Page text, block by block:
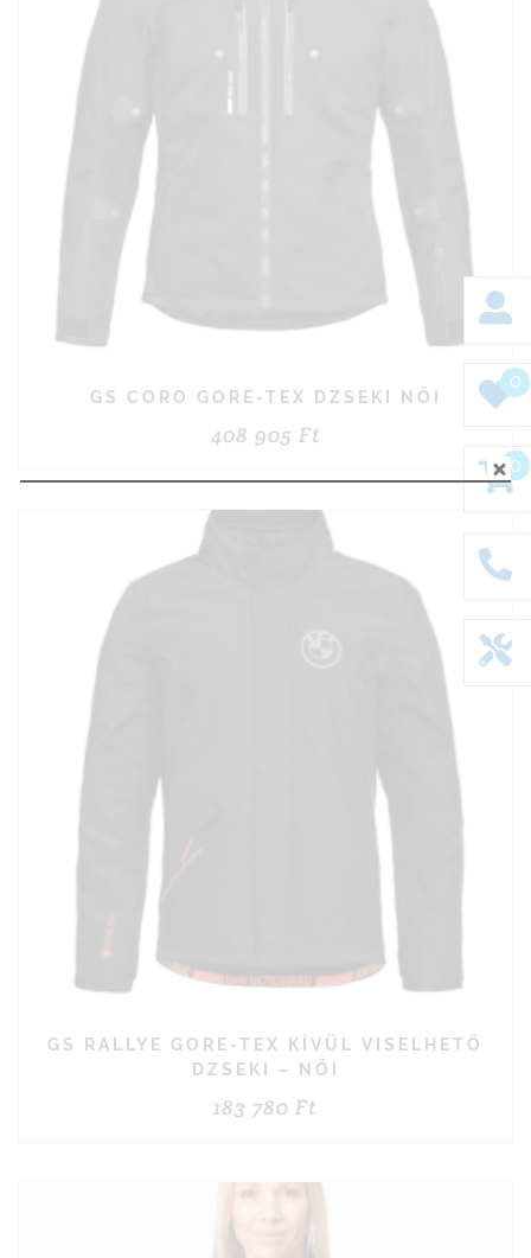
0
0
GS CORO GORE-TEX DZSEKI NŐI
408 905 Ft
GS RALLYE GORE-TEX KÍVÜL VISELHETŐ
DZSEKI – NŐI
183 780 Ft